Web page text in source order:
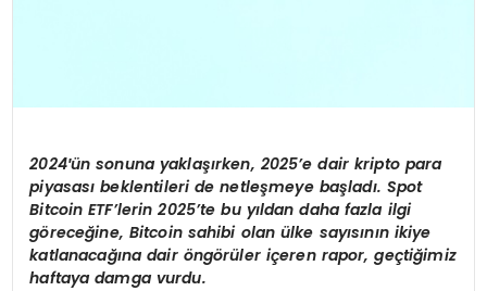
2024′ün sonuna yaklaşırken, 2025’e dair kripto para
piyasası beklentileri de netleşmeye başladı. Spot
Bitcoin ETF’lerin 2025’te bu yıldan daha fazla ilgi
göreceğine, Bitcoin sahibi olan ülke sayısının ikiye
katlanacağına dair öngörüler içeren rapor, geçtiğimiz
haftaya damga vurdu.